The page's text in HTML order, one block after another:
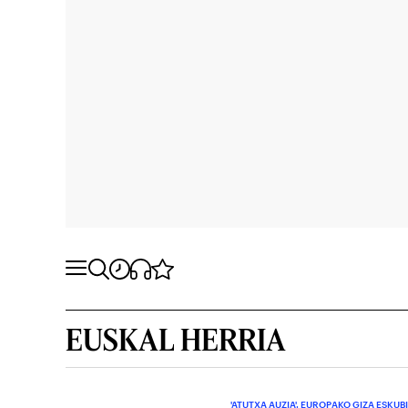
EUSKAL HERRIA
'ATUTXA AUZIA'. EUROPAKO GIZA